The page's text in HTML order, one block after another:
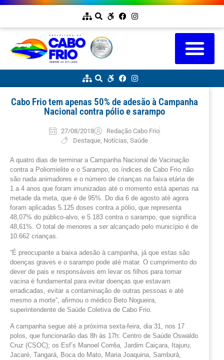
Cabo Frio tem apenas 50% de adesão à Campanha
Nacional contra pólio e sarampo
27/08/2018
Redação Cabo Frio
Destaque, Notícias Saúde
A quatro dias de terminar a Campanha Nacional de Vacinação
contra a Poliomielite e o Sarampo, os índices de Cabo Frio não
são nada animadores e o número de crianças na faixa etária de
1 a 4 anos que foram imunizadas até o momento está apenas na
metade da meta, que é de 95%. Do dia 6 de agosto até agora
foram aplicadas 5.125 doses contra a pólio, que representa
48,07% do público-alvo, e 5.183 contra o sarampo, que significa
48,61%. O total de menores a ser alcançado pelo município é de
10.662 crianças.
“É preocupante a baixa adesão à campanha, já que estas são
doenças graves e o sarampo pode até matar. O cumprimento do
dever de pais e responsáveis em levar os filhos para tomar
vacina é fundamental para evitar doenças que estavam
erradicadas, evitar a contaminação de outras pessoas e até
mesmo a morte”, afirmou o médico Beto Nogueira,
superintendente de Saúde Coletiva de Cabo Frio.
A campanha segue até a próxima sexta-feira, dia 31, nos 17
polos, que funcionarão das 8h às 17h: Centro de Saúde Oswaldo
Cruz (CSOC); os Esf’s Manoel Corrêa, Jardim Caiçara, Itajuru,
Jacaré, Tangará, Boca do Mato, Maria Joaquina, Samburá,